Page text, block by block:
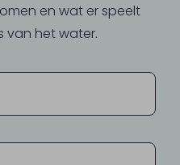
en wat er speelt
van het water.